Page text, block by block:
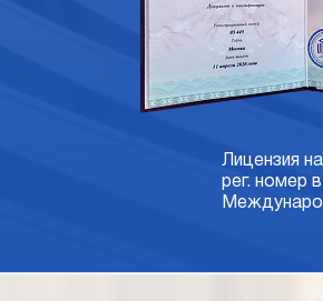
Лицензия
рег. номер